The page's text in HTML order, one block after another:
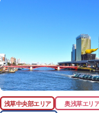
浅草中央部エリア
奥浅草エリ